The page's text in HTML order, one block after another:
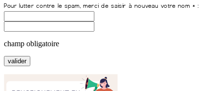
champ obligatoire